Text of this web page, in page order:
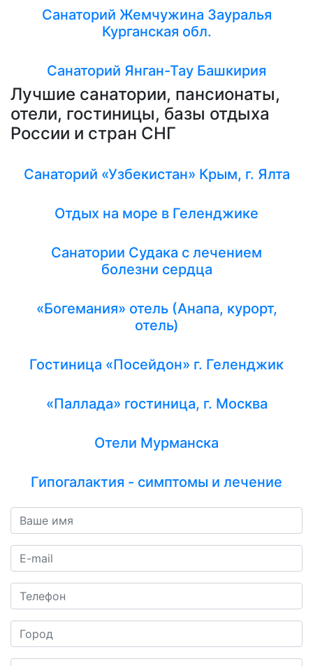
Санаторий Жемчужина Зауралья
Курганская обл.
Санаторий Янган-Тау Башкирия
Лучшие санатории, пансионаты,
отели, гостиницы, базы отдыха
России и стран СНГ
Санаторий «Узбекистан» Крым, г. Ялта
Отдых на море в Геленджике
Санатории Судака с лечением
болезни сердца
«Богемания» отель (Анапа, курорт,
отель)
Гостиница «Посейдон» г. Геленджик
«Паллада» гостиница, г. Москва
Отели Мурманска
Гипогалактия - симптомы и лечение